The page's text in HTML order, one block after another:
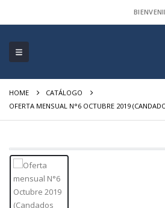
HOME
CATÁLOGO
OFERTA MENSUAL N°6 OCTUBRE 2019